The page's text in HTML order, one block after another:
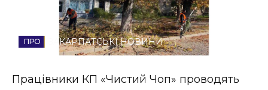
Соціум
Спорт
Стиль життя
ЗАКАРПАТСЬКІ НОВИНИ
Працівники КП «Чистий Чоп» проводять